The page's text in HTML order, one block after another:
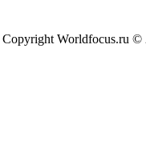
Copyright Worldfocus.ru ©